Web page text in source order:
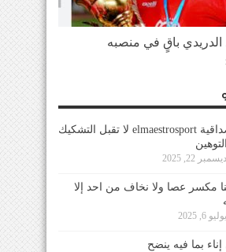
باقٍ في منصبه
مصداقية elmaestrosport لا تقبل التشكيك
ديسمبر 22, 2025
مكسر عصا ولا نخاف من احد إلا
يوليو 6, 2025
بما فيه ينضح